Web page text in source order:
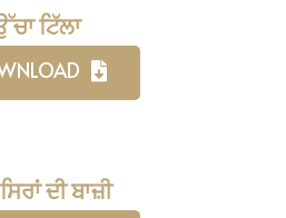
ਟਿੱਲਾ
ਦੀ ਬਾਜ਼ੀ